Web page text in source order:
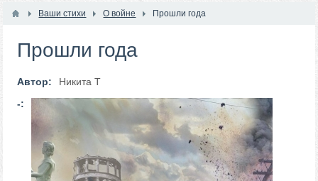
Ваши стихи О войне Прошли года
Прошли года
Автор:
Никита Т
-: